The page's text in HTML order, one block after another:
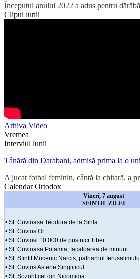
Începutul anului 2022 a adus pentru
Clipul lunii
Arhiva Video
Vremea
Interviul lunii
Tânără din Darabani, admisă prima la o
A jucat fotbal feminin, cântă la chitară, a
Calendar Ortodox
Vineri, 7 august
SFINTII ZILEI
• Sf. Cuvioasa Teodora de la Sihla
• Sf. Cuvios Or
• Sf. Cuviosi 10.000 de pustnici Tibei
• Sf. Cuvioasa Potamia, facatoarea de minuni
• Sf. Sfintit Mucenic Narcis, patriarhul
• Sf. Cuvios Asterie Singliticul
• Sf. Sozont cel din Nicomidia